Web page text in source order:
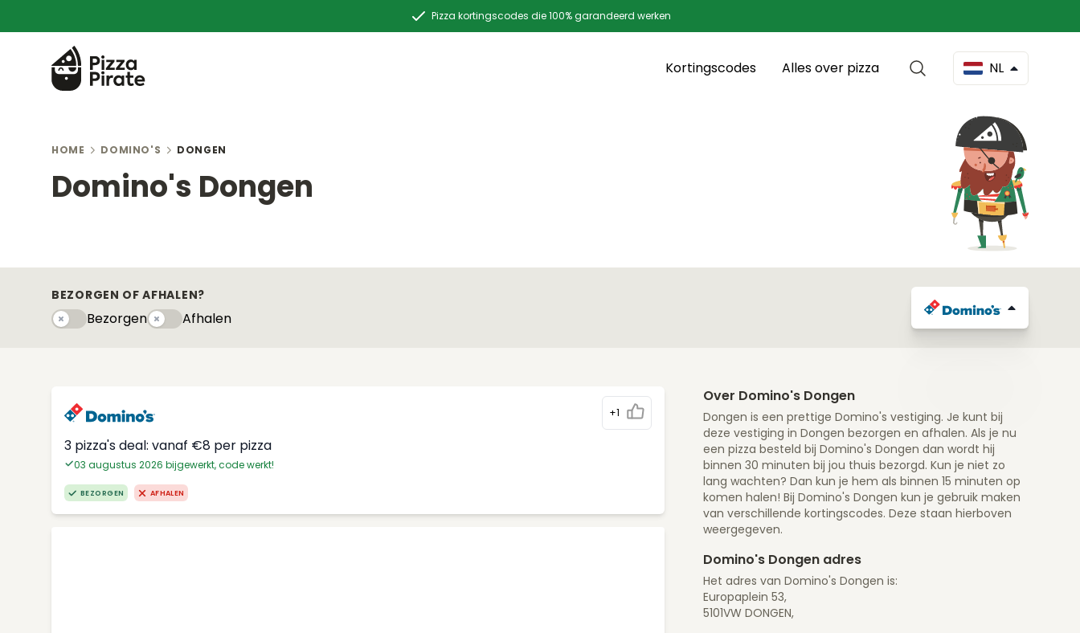
Pizza kortingscodes die 100% garandeerd werken
Kortingscodes Alles over pizza NL
HOME DOMINO'S DONGEN
Domino's Dongen
BEZORGEN OF AFHALEN?
BezorgenBezorgenAfhalenyAfhalen
+1
3 pizza's deal: vanaf €8 per pizza
03 augustus 2026 bijgewerkt, code werkt!
BEZORGEN AFHALEN
Over Domino's Dongen
Dongen is een prettige Domino's vestiging. Je kunt bij
deze vestiging in Dongen bezorgen en afhalen. Als je nu
een pizza besteld bij Domino's Dongen dan wordt hij
binnen 30 minuten bij jou thuis bezorgd. Kun je niet zo
lang wachten? Dan kun je hem als binnen 15 minuten op
komen halen! Bij Domino's Dongen kun je gebruik maken
van verschillende kortingscodes. Deze staan hierboven
weergegeven.
Domino's Dongen adres
Het adres van Domino's Dongen is:
Europaplein 53,
5101VW DONGEN,